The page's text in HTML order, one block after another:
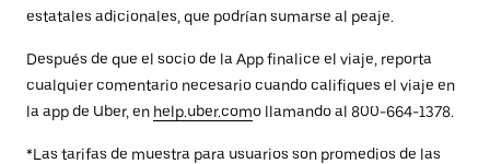
estatales adicionales, que podrían sumarse al peaje.
Después de que el socio de la App finalice el viaje, reporta
cualquier comentario necesario cuando califiques el viaje en
la app de Uber, en help.uber.como llamando al 800-664-1378.
*Las tarifas de muestra para usuarios son promedios de las